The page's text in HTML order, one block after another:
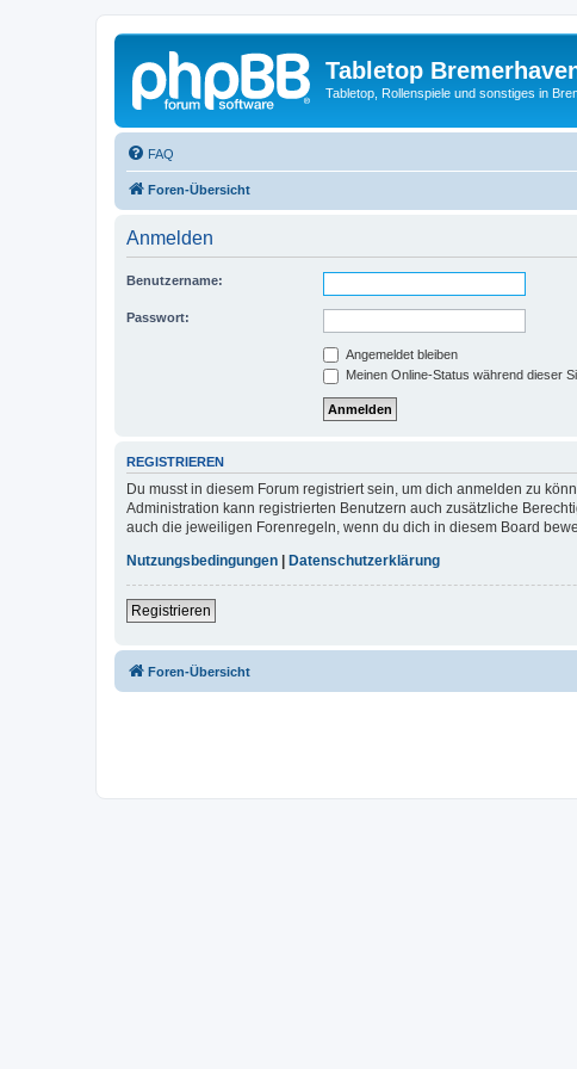
Tabletop
Tabletop, Rollenspiele und sonstiges in
FAQ
Foren-Übersicht
Anmelden
Benutzername:
Passwort:
Angemeldet bleiben
Meinen Online-Status während dieser
REGISTRIEREN
Du musst in diesem Forum registriert sein, um dich anmelden zu
Administration kann registrierten Benutzern auch zusätzliche
auch die jeweiligen Forenregeln, wenn du dich in diesem Board
Nutzungsbedingungen
Datenschutzerklärung
Registrieren
Foren-Übersicht